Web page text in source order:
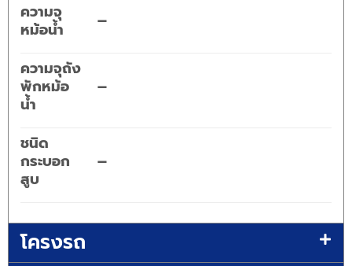
ความจุ
หม้อน้ำ
–
ความจุถัง
พักหม้อ
น้ำ
–
ชนิด
กระบอก
สูบ
–
โครงรถ